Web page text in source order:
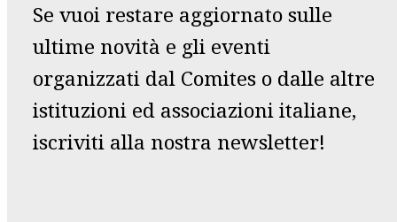
Se vuoi restare aggiornato sulle
ultime novità e gli eventi
organizzati dal Comites o dalle altre
istituzioni ed associazioni italiane,
iscriviti alla nostra newsletter!